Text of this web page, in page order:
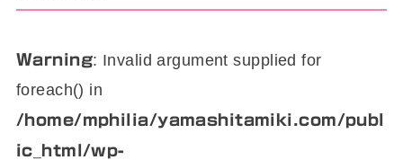
Warning: Invalid argument supplied for
foreach() in
/home/mphilia/yamashitamiki.com/publ
ic_html/wp-